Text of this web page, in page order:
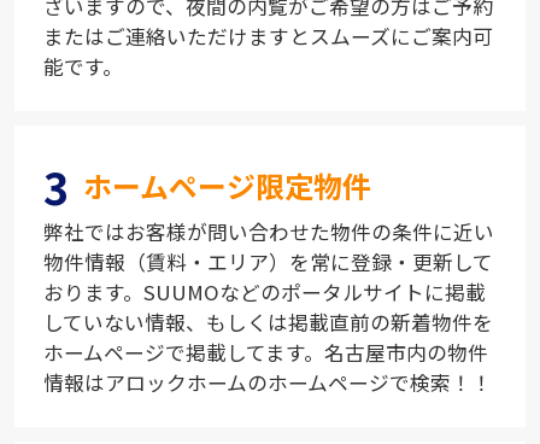
ざいますので、夜間の内覧がご希望の方はご予約
またはご連絡いただけますとスムーズにご案内可
能です。
3 ホームページ限定物件
弊社ではお客様が問い合わせた物件の条件に近い
物件情報（賃料・エリア）を常に登録・更新して
おります。SUUMOなどのポータルサイトに掲載
していない情報、もしくは掲載直前の新着物件を
ホームページで掲載してます。名古屋市内の物件
情報はアロックホームのホームページで検索！！